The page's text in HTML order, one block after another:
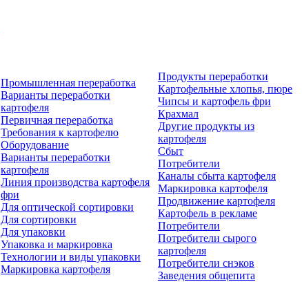
Промышленная переработка
Варианты переработки
картофеля
Первичная переработка
Требования к картофелю
Оборудование
Варианты переработки
картофеля
Линия производства картофеля
фри
Для оптической сортировки
Для сортировки
Для упаковки
Упаковка и маркировка
Технологии и виды упаковки
Маркировка картофеля
Продукты перерaботки
Картофельные хлопья, пюре
Чипсы и картофель фри
Крахмал
Другие продукты из
картофеля
Сбыт
Потребители
Каналы сбыта картофеля
Маркировка картофеля
Продвижение картофеля
Картофель в рекламе
Потребители
Потребители сырого
картофеля
Потребители снэков
Заведения общепита